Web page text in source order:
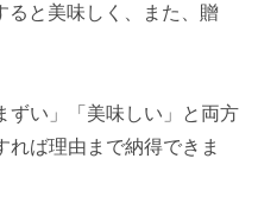
ると美味しく、また、贈
ずい」「美味しい」と両方
れば理由まで納得できま